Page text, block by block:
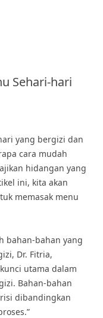
Sehari-hari
yang bergizi dan
cara mudah
hidangan yang
ini, kita akan
memasak menu
bahan-bahan yang
Dr. Fitria,
utama dalam
Bahan-bahan
dibandingkan